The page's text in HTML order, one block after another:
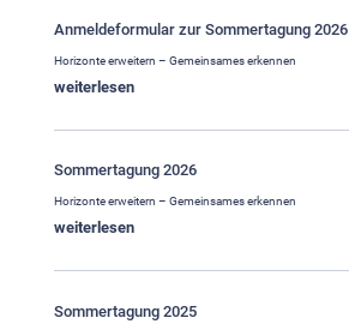
Anmeldeformular zur Sommertagung 2026
Horizonte erweitern – Gemeinsames erkennen
weiterlesen
Sommertagung 2026
Horizonte erweitern – Gemeinsames erkennen
weiterlesen
Sommertagung 2025